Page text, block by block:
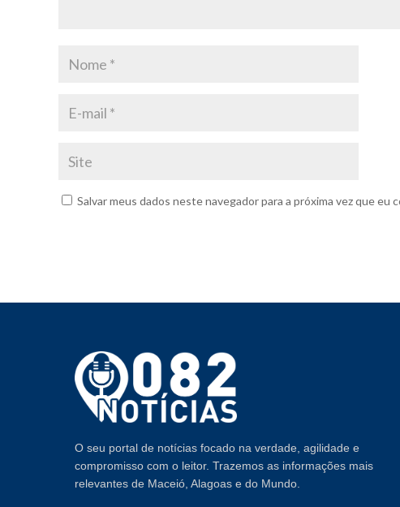
Salvar meus dados neste navegador para a próxima vez que eu
O seu portal de notícias focado na verdade, agilidade e
compromisso com o leitor. Trazemos as informações mais
relevantes de Maceió, Alagoas e do Mundo.